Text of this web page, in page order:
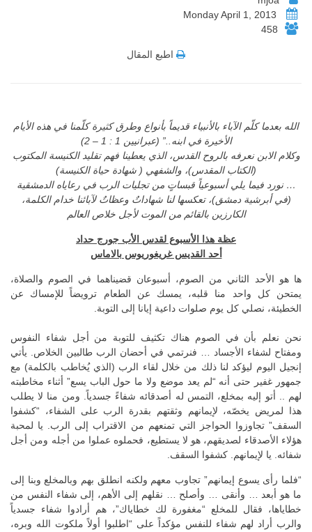
458
اطبع المقال
الله بعدما كلّم الآباء بالأنبياء قديماً بأنواع وطرق كثيرة كلّمنا في هذه الأيام
الأخيرة في ابنه..” (عبرانيين 1 : 1 – 2)
وكلام الابن نعرفه بالروح القدس، الذي يعطينا فهم تقليد الكنيسة المكتوب
(الكتاب المقدس)، والشفهي ( شهادة حياة الكنيسة)
… نورد فيما يلي أسبوعياً قبساتٍ من تجليات الرب في رعاياه الدمشقية
(في أبرشية دمشق)، تعكسها لنا شهاداتٌ وعظاتٌ لآبائنا خدام الكلمة،
الكارزين بالقائم من الموت لأجل خلاص العالم
عظة هذا الأسبوع لقدس الأب جورج حداد
أحد القديس غريغوريوس بالاماس
ها هو الأحد الثاني من الصوم، أسبوعان قضيناهما في الصوم والصلاة،
يمتحن كل واحد منا قلبه، يمسك عن الطعام ترويضاً للإمساك عن
الخطيئة، نصلي كل يوم صلوات داعية إيانا إلى التوبة.
نحن نعلم بأن في الصوم هناك تكثيف للتوبة من أجل شفاء النفوس
ومفتاح لشفاء الأجساد … فنرتمي في أحضان الرب طالبين الخلاص. يأتي
إنجيل اليوم ليؤكد لنا ذلك من خلال لقاء الرب (الذي يُخاطب بالكلمة) مع
جمهور غفير حتى أنه “لم يعد موضع ولا ما حول الباب يسع” أثناء مخاطبته
لهم .. أتو إليه بمخلع، التمس له أصدقائه شفاءً جسدياً. ومن منا لا يطلب
هذا لمريض يخصّه، لإيمانهم وثقتهم بقدرة الرب على الشفاء، “كشفوا
السقف” تجاوزوا الحواجز التي تمنعهم من الاقتراب إلى الرب. يا لمحبة
هؤلاء الأصدقاء لصديقهم، هو لا يستطيع، فحملوه عملوا من أجله ومن أجل
شفائه. يا لإيمانهم. كشفوا السقف.
“فلما رأى يسوع إيمانهم” تجاوب معهم ولكنه انطلق بهم وبالمخلع وبنا إلى
ما هو أبعد … وأنقى … وأصلح … نقلهم إلى الأهم، إلى شفاء النفس من
خطاياها، فقال للمخلع “مغفورة لك خطاياك”، هم أرادوا شفاء جسدياً
والرب أراد لهم شفاء للنفس مؤكداً على “اطلبوا أولاً ملكوت الله وبره،